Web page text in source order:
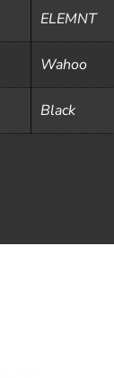
ELEMNT
Wahoo
Black